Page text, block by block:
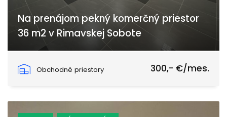
Na prenájom pekný komerčný priestor
36 m2 v Rimavskej Sobote
Obchodné priestory
300,- €/mes.